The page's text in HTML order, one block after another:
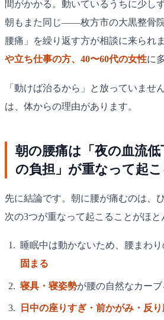
間がかかる。動いているうちに少し
朝もまた同じ——枚方市の大黒整骨
腰痛」を繰り返す方が相談に来られ
や立ち仕事の方、40〜60代の女性に
「動けば治るから」と放っていませ
は、体からの理由があります。
朝の腰痛は「夜の血流低
の負担」が重なって起
先に結論です。朝に腰が痛むのは、
次の3つが重なって起こることがほと
睡眠中は動かないため、腰まわり
固まる
寝具・寝姿勢が腰の自然なカー
日中の座りすぎ・前かがみ・反り